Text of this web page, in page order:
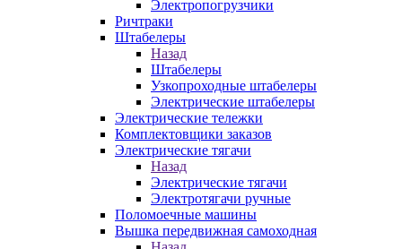
Электропогрузчики
Ричтраки
Штабелеры
Назад
Штабелеры
Узкопроходные штабелеры
Электрические штабелеры
Электрические тележки
Комплектовщики заказов
Электрические тягачи
Назад
Электрические тягачи
Электротягачи ручные
Поломоечные машины
Вышка передвижная самоходная